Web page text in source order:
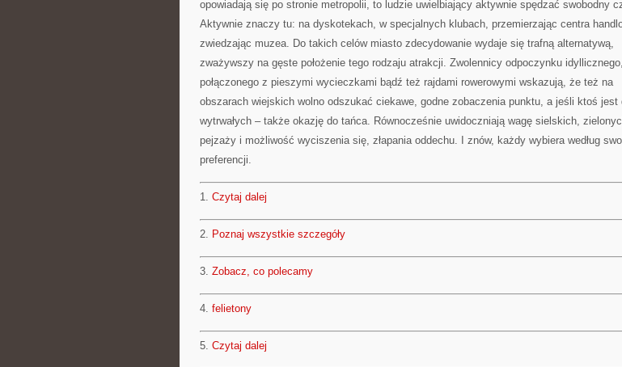
opowiadają się po stronie metropolii, to ludzie uwielbiający aktywnie spędzać swobodny
Aktywnie znaczy tu: na dyskotekach, w specjalnych klubach, przemierzając centra
zwiedzając muzea. Do takich celów miasto zdecydowanie wydaje się trafną alternatywą,
zważywszy na gęste położenie tego rodzaju atrakcji. Zwolennicy odpoczynku idyllicznego,
połączonego z pieszymi wycieczkami bądź też rajdami rowerowymi wskazują, że też na
obszarach wiejskich wolno odszukać ciekawe, godne zobaczenia punktu, a jeśli ktoś jest
wytrwałych – także okazję do tańca. Równocześnie uwidoczniają wagę sielskich,
pejzaży i możliwość wyciszenia się, złapania oddechu. I znów, każdy wybiera według
preferencji.
1. Czytaj dalej
2. Poznaj wszystkie szczegóły
3. Zobacz, co polecamy
4. felietony
5. Czytaj dalej